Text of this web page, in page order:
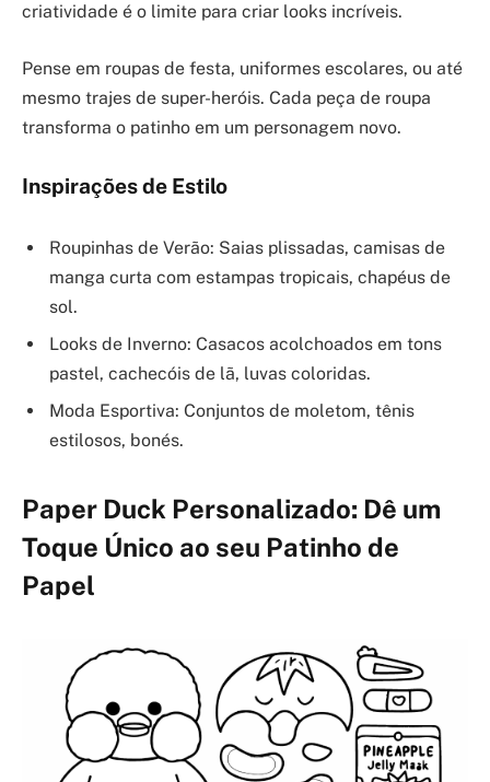
criatividade é o limite para criar looks incríveis.
Pense em roupas de festa, uniformes escolares, ou até
mesmo trajes de super-heróis. Cada peça de roupa
transforma o patinho em um personagem novo.
Inspirações de Estilo
Roupinhas de Verão: Saias plissadas, camisas de
manga curta com estampas tropicais, chapéus de
sol.
Looks de Inverno: Casacos acolchoados em tons
pastel, cachecóis de lã, luvas coloridas.
Moda Esportiva: Conjuntos de moletom, tênis
estilosos, bonés.
Paper Duck Personalizado: Dê um
Toque Único ao seu Patinho de
Papel